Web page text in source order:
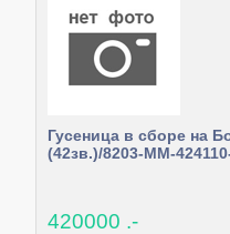
Гусеница в сборе на
(42зв.)/8203-MM-
420000 .-